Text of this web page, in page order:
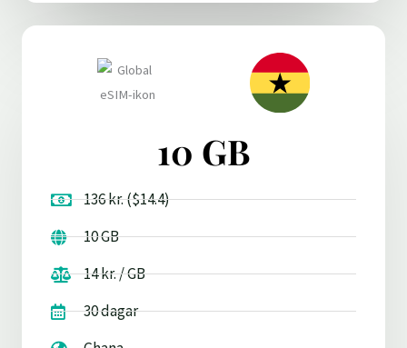
10 GB
136 kr. ($14.4)
10 GB
14 kr. / GB
30 dagar